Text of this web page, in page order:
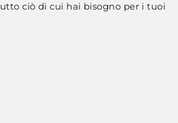
ciò di cui hai bisogno per i tuoi